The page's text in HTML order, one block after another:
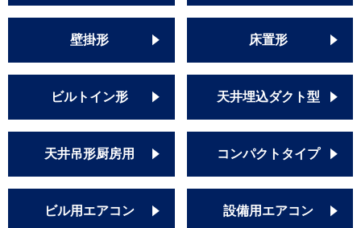
壁掛形 床置形
ビルトイン形 天井埋込ダクト型
天井吊形厨房用 コンパクトタイプ
ビル用エアコン 設備用エアコン